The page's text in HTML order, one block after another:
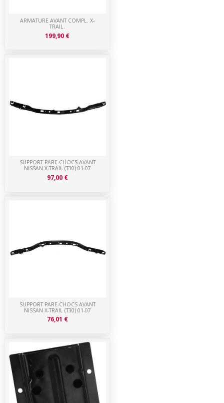
SUPPORT PARE-CHOCS AVANT
NISSAN X-TRAIL (T30) 01-07
76,01 €
SUPPORT PARE-CHOCS AVANT
NISSAN X-TRAIL (T30) 01-07
97,00 €
ARMATURE AVANT COMPL. X-
TRAIL.
199,90 €